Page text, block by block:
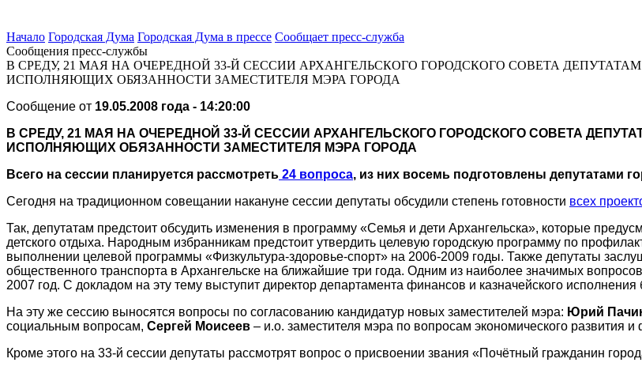
Начало Городская Дума Городская Дума в прессе Сообщает пресс-cлужба
Сообщения пресс-службы
В СРЕДУ, 21 МАЯ НА ОЧЕРЕДНОЙ 33-Й СЕССИИ АРХАНГЕЛЬСКОГО ГОРОДСКОГО СОВЕТА
ИСПОЛНЯЮЩИХ ОБЯЗАННОСТИ ЗАМЕСТИТЕЛЯ МЭРА ГОРОДА
Сообщение от 19.05.2008 года - 14:20:00
В СРЕДУ, 21 МАЯ НА ОЧЕРЕДНОЙ 33-Й СЕССИИ АРХАНГЕЛЬСКОГО ГОРОДСКОГО СОВЕТА
ИСПОЛНЯЮЩИХ ОБЯЗАННОСТИ ЗАМЕСТИТЕЛЯ МЭРА ГОРОДА
Всего на сессии планируется рассмотреть 24 вопроса, из них восемь подготовлены депутатами
Сегодня на традиционном совещании накануне сессии депутаты обсудили степень готовности всех
Так, депутатам предстоит обсудить изменения в программу «Семья и дети Архангельска», которые
детского отдыха. Народным избранникам предстоит утвердить целевую городскую программу по
выполнении целевой программы «Физкультура-здоровье-спорт» на 2006-2009 годы. Также депутаты
общественного транспорта в Архангельске на ближайшие три года. Одним из наиболее значимых
2007 год. С докладом на эту тему выступит директор департамента финансов и казначейского
На эту же сессию выносятся вопросы по согласованию кандидатур новых заместителей мэра: Юрий
социальным вопросам, Сергей Моисеев – и.о. заместителя мэра по вопросам экономического развития
Кроме этого на 33-й сессии депутаты рассмотрят вопрос о присвоении звания «Почётный гражданин